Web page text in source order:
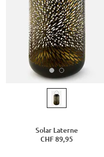
Solar Laterne
CHF 89,95